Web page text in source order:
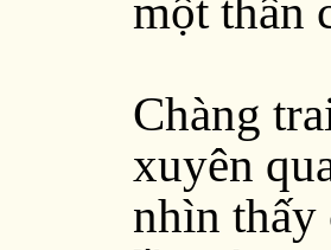
một thân
Chàng
xuyên
nhìn thấy